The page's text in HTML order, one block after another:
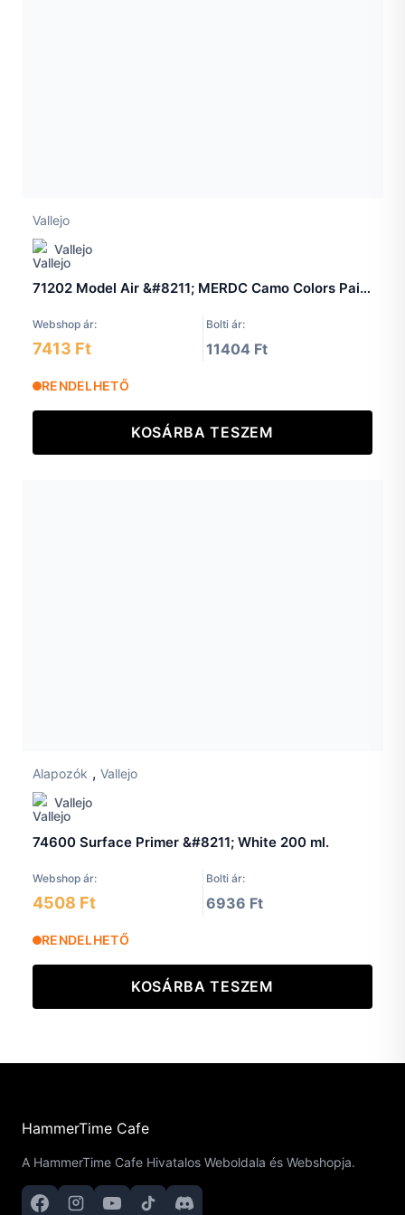
Vallejo
Vallejo
71202 Model Air &#8211; MERDC Camo Colors Paint set
Webshop ár: Bolti ár:
7413 Ft 11404 Ft
RENDELHETŐ
KOSÁRBA TESZEM
Alapozók , Vallejo
Vallejo
74600 Surface Primer &#8211; White 200 ml.
Webshop ár: Bolti ár:
4508 Ft 6936 Ft
RENDELHETŐ
KOSÁRBA TESZEM
HammerTime Cafe
A HammerTime Cafe Hivatalos Weboldala és Webshopja.